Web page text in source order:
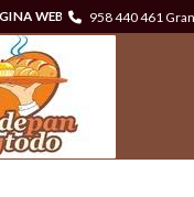
WEB 958 440 461